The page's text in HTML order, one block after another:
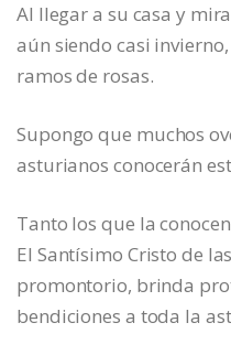
Al llegar a su casa y
aún siendo casi
ramos de rosas.
Supongo que muchos
asturianos conocerán
Tanto los que la
El Santísimo Cristo de
promontorio, brinda
bendiciones a toda la